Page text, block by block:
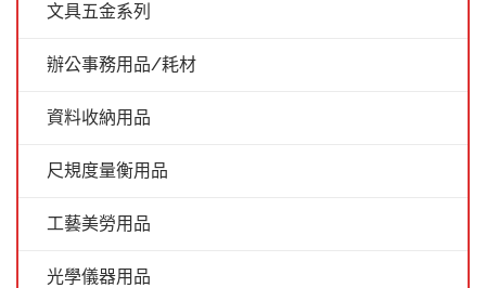
文具五金系列
辦公事務用品/耗材
資料收納用品
尺規度量衡用品
工藝美勞用品
光學儀器用品